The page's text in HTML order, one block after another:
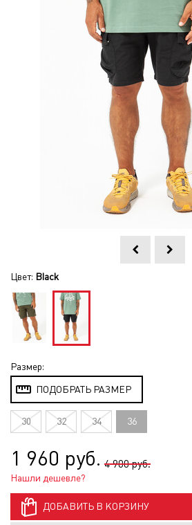
Цвет: Black
Размер:
ПОДОБРАТЬ РАЗМЕР
30 32 34 36
1 960 руб. 4 900 руб.
Нашли дешевле?
ДОБАВИТЬ В КОРЗИНУ